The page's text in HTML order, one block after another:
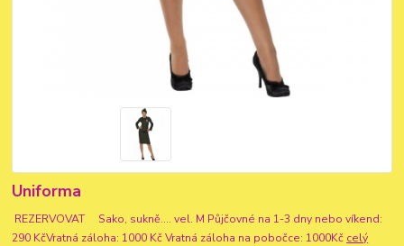
Uniforma
REZERVOVAT Sako, sukně.... vel. M Půjčovné na 1-3 dny nebo víkend:
290 KčVratná záloha: 1000 Kč Vratná záloha na pobočce: 1000Kč celý